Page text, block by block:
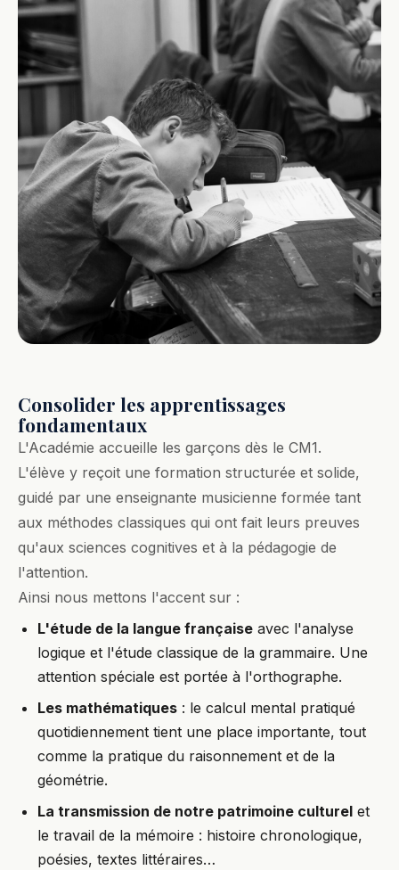
Consolider les apprentissages
fondamentaux
L'Académie accueille les garçons dès le CM1.
L'élève y reçoit une formation structurée et solide,
guidé par une enseignante musicienne formée tant
aux méthodes classiques qui ont fait leurs preuves
qu'aux sciences cognitives et à la pédagogie de
l'attention.
Ainsi nous mettons l'accent sur :
L'étude de la langue française avec l'analyse
logique et l'étude classique de la grammaire. Une
attention spéciale est portée à l'orthographe.
Les mathématiques : le calcul mental pratiqué
quotidiennement tient une place importante, tout
comme la pratique du raisonnement et de la
géométrie.
La transmission de notre patrimoine culturel et
le travail de la mémoire : histoire chronologique,
poésies, textes littéraires…